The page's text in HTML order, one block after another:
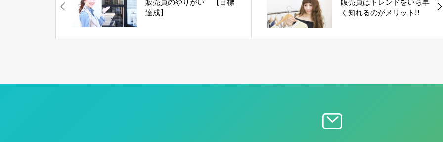
販売員のやりがい 【目標
達成】
販売員はトレンドをいち早
く知れるのがメリット!!